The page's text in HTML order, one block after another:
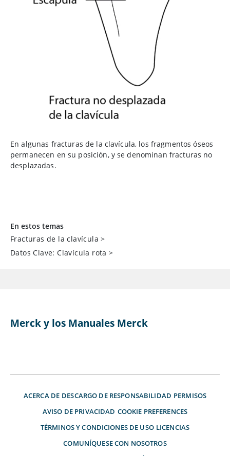
En algunas fracturas de la clavícula, los fragmentos óseos
permanecen en su posición, y se denominan fracturas no
desplazadas.
En estos temas
Fracturas de la clavícula >
Datos Clave: Clavícula rota >
Merck y los Manuales Merck
ACERCA DE DESCARGO DE RESPONSABILIDAD PERMISOS
AVISO DE PRIVACIDAD COOKIE PREFERENCES
TÉRMINOS Y CONDICIONES DE USO LICENCIAS
COMUNÍQUESE CON NOSOTROS